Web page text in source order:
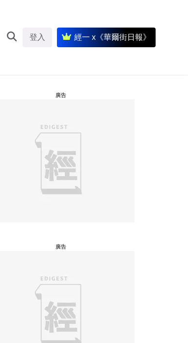
登入 經一 x《華爾街日報》
廣告
廣告